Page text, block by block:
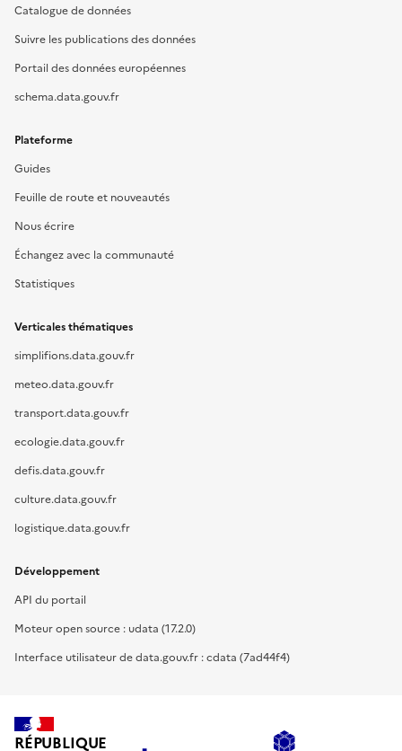
Catalogue de données
Suivre les publications des données
Portail des données européennes
schema.data.gouv.fr
Plateforme
Guides
Feuille de route et nouveautés
Nous écrire
Échangez avec la communauté
Statistiques
Verticales thématiques
simplifions.data.gouv.fr
meteo.data.gouv.fr
transport.data.gouv.fr
ecologie.data.gouv.fr
defis.data.gouv.fr
culture.data.gouv.fr
logistique.data.gouv.fr
Développement
API du portail
Moteur open source : udata (17.2.0)
Interface utilisateur de data.gouv.fr : cdata (7ad44f4)
RÉPUBLIQUE